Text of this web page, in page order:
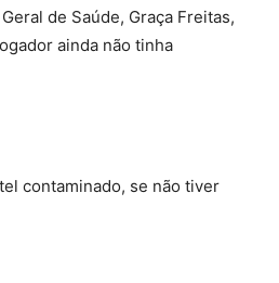
de Saúde, Graça Freitas,
ainda não tinha
contaminado, se não tiver